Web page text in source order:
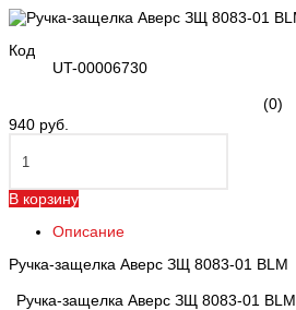
Код
UT-00006730
(0)
940 руб.
В корзину
Описание
Ручка-защелка Аверс ЗЩ 8083-01 BLM
Ручка-защелка Аверс ЗЩ 8083-01 BLM